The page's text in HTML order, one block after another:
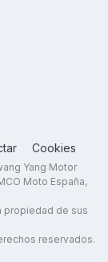
Cookies
Yang Motor
Moto España,
propiedad de sus
reservados.